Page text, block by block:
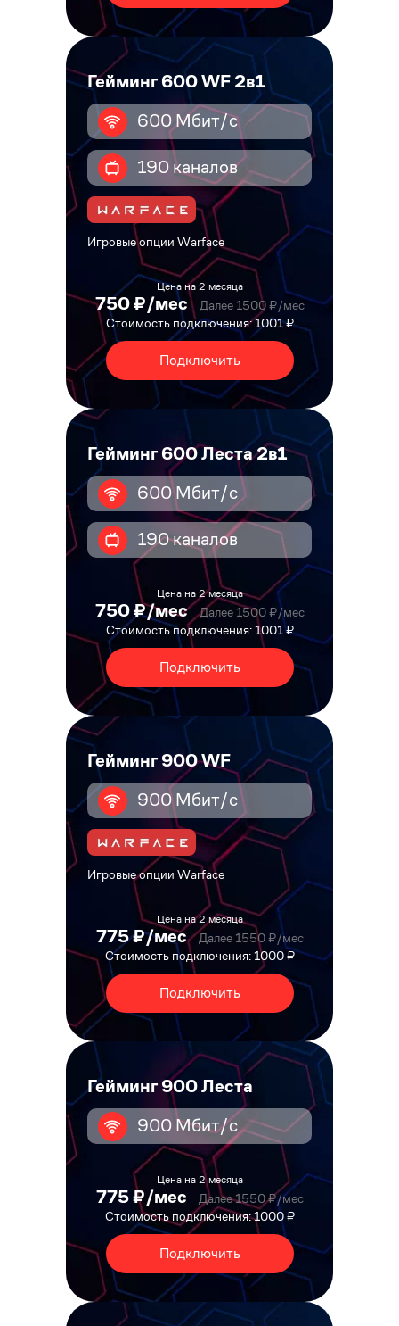
Гейминг 600 WF 2в1
600 Мбит/с
190 каналов
Игровые опции Warface
Цена на 2 месяца
750 ₽/мес
Далее 1500 ₽/мес
Стоимость подключения: 1001 ₽
Подключить
Гейминг 600 Леста 2в1
600 Мбит/с
190 каналов
Цена на 2 месяца
750 ₽/мес
Далее 1500 ₽/мес
Стоимость подключения: 1001 ₽
Подключить
Гейминг 900 WF
900 Мбит/с
Игровые опции Warface
Цена на 2 месяца
775 ₽/мес
Далее 1550 ₽/мес
Стоимость подключения: 1000 ₽
Подключить
Гейминг 900 Леста
900 Мбит/с
Цена на 2 месяца
775 ₽/мес
Далее 1550 ₽/мес
Стоимость подключения: 1000 ₽
Подключить